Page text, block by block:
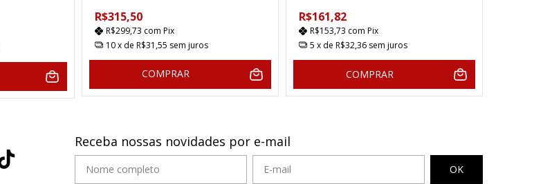
R$315,50
R$299,73 com Pix
10x de R$31,55 sem juros
COMPRAR
R$161,82
R$153,73 com Pix
5 x de R$32,36 sem juros
COMPRAR
Receba nossas novidades por e-mail